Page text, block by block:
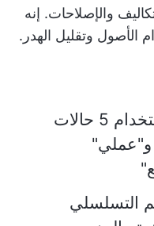
والإصلاحات. إنه
الأصول وتقليل الهدر.
سجل حالة الأصول باستخدام 5 حالات
التسلسلي